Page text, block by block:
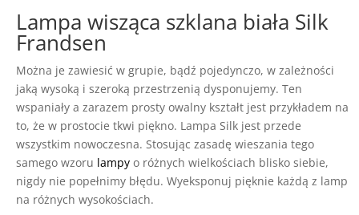
Lampa wisząca szklana biała Silk
Frandsen
Można je zawiesić w grupie, bądź pojedynczo, w zależności
jaką wysoką i szeroką przestrzenią dysponujemy. Ten
wspaniały a zarazem prosty owalny kształt jest przykładem na
to, że w prostocie tkwi piękno. Lampa Silk jest przede
wszystkim nowoczesna. Stosując zasadę wieszania tego
samego wzoru lampy o różnych wielkościach blisko siebie,
nigdy nie popełnimy błędu. Wyeksponuj pięknie każdą z lamp
na różnych wysokościach.